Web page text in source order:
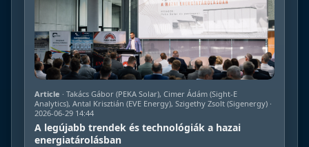
Article · Takács Gábor (PEKA Solar), Cimer Ádám (Sight-E
Analytics), Antal Krisztián (EVE Energy), Szigethy Zsolt (Sigenergy) ·
2026-06-29 14:44
A legújabb trendek és technológiák a hazai
energiatárolásban